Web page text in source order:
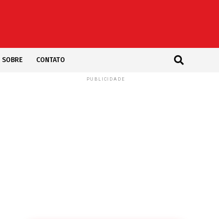
SOBRE CONTATO
PUBLICIDADE